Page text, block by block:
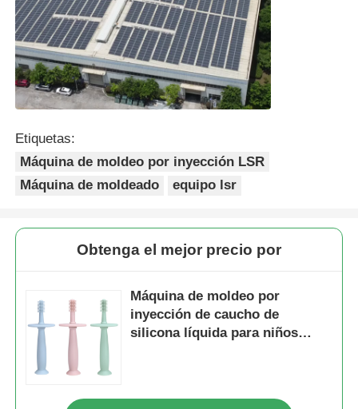
Etiquetas:
Máquina de moldeo por inyección LSR
Máquina de moldeado
equipo lsr
Obtenga el mejor precio por
Máquina de moldeo por
inyección de caucho de
silicona líquida para niños